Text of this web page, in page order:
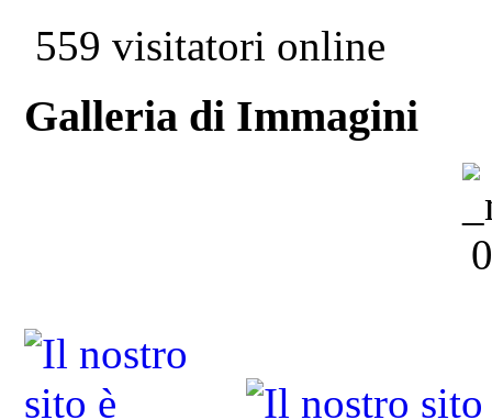
559 visitatori online
Galleria di Immagini